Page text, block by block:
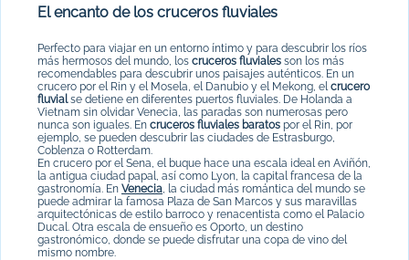
El encanto de los cruceros fluviales
Perfecto para viajar en un entorno íntimo y para descubrir los ríos
más hermosos del mundo, los cruceros fluviales son los más
recomendables para descubrir unos paisajes auténticos. En un
crucero por el Rin y el Mosela, el Danubio y el Mekong, elcrucero
fluvialse detiene en diferentes puertos fluviales. De Holanda a
Vietnam sin olvidar Venecia, las paradas son numerosas pero
nunca son iguales. En cruceros fluviales baratos por el Rin, por
ejemplo, se pueden descubrir las ciudades de Estrasburgo,
Coblenza o Rotterdam.
En crucero por el Sena, el buque hace una escala ideal en Aviñón,
la antigua ciudad papal, así como Lyon, la capital francesa de la
gastronomía. En Venecia, la ciudad más romántica del mundo se
puede admirar la famosa Plaza de San Marcos y sus maravillas
arquitectónicas de estilo barroco y renacentista como el Palacio
Ducal. Otra escala de ensueño es Oporto, un destino
gastronómico, donde se puede disfrutar una copa de vino del
mismo nombre.